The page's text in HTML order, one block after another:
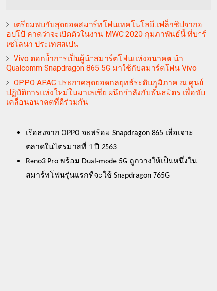
เตรียมพบกับสุดยอดสมาร์ทโฟนเทคโนโลยี​แฟล็กชิปจากอ
อปโป้​ คาดว่าจะเปิดตัวในงาน MWC 2020 กุมภาพันธ์​นี้​ ที่บาร์
เซโลนา ประเทศสเปน
Vivo ตอกย้ำการเป็นผู้นำสมาร์ตโฟนแห่งอนาคต นำ
Qualcomm Snapdragon 865 5G มาใช้กับสมาร์ตโฟน Vivo
OPPO APAC ประกาศสุดยอดกลยุทธ์ระดับภูมิภาค ณ ศูนย์
ปฏิบัติการแห่งใหม่ในมาเลเซีย ผนึกกำลังกับพันธมิตร เพื่อขับ
เคลื่อนอนาคตที่ดีร่วมกัน
เรือธงจาก OPPO จะพร้อม Snapdragon 865 เพื่อเจาะ
ตลาดในไตรมาสที่ 1 ปี 2563
Reno3 Pro พร้อม Dual-mode 5G ถูกวางให้เป็นหนึ่งใน
สมาร์ทโฟนรุ่นแรกที่จะใช้ Snapdragon 765G